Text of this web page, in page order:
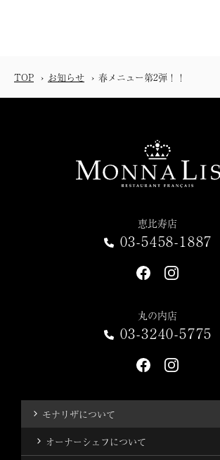
TOP お知らせ 春メニュー第2弾！！
恵比寿店
03-5458-1887
丸の内店
03-3240-5775
モナリザについて
オーナーシェフについて